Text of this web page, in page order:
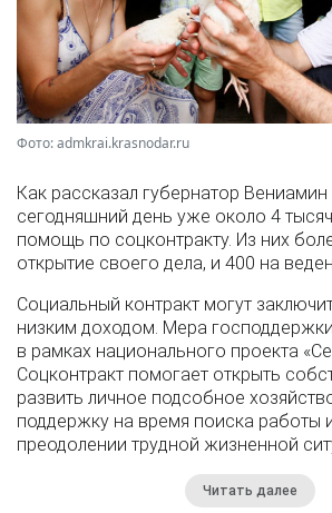
Фото: admkrai.krasnodar.ru
Как рассказал губернатор
сегодняшний день уже около 4
помощь по соцконтракту. Из них
открытие своего дела, и 400 на
Социальный контракт могут
низким доходом. Мера
в рамках национального проекта
Соцконтракт помогает открыть
развить личное подсобное
поддержку на время поиска работы
преодолении трудной жизненной
Читать далее